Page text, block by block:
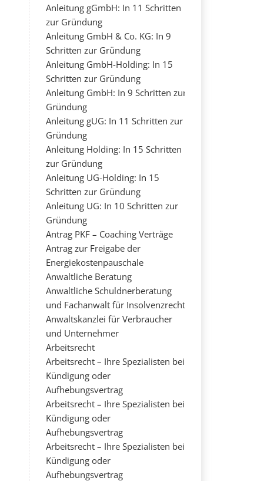
Anleitung gGmbH: In 11 Schritten
zur Gründung
Anleitung GmbH & Co. KG: In 9
Schritten zur Gründung
Anleitung GmbH-Holding: In 15
Schritten zur Gründung
Anleitung GmbH: In 9 Schritten zur
Gründung
Anleitung gUG: In 11 Schritten zur
Gründung
Anleitung Holding: In 15 Schritten
zur Gründung
Anleitung UG-Holding: In 15
Schritten zur Gründung
Anleitung UG: In 10 Schritten zur
Gründung
Antrag PKF – Coaching Verträge
Antrag zur Freigabe der
Energiekostenpauschale
Anwaltliche Beratung
Anwaltliche Schuldnerberatung
und Fachanwalt für Insolvenzrecht
Anwaltskanzlei für Verbraucher
und Unternehmer
Arbeitsrecht
Arbeitsrecht – Ihre Spezialisten bei
Kündigung oder
Aufhebungsvertrag
Arbeitsrecht – Ihre Spezialisten bei
Kündigung oder
Aufhebungsvertrag
Arbeitsrecht – Ihre Spezialisten bei
Kündigung oder
Aufhebungsvertrag